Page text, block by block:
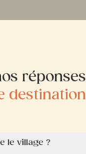
réponses
destination
le village ?